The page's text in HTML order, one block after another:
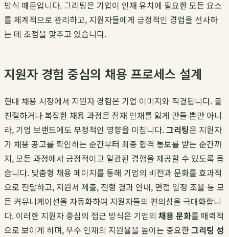
방식 때문입니다. 그리팅은 기업이 인재 유치에 필요한 모든 요소
를 체계적으로 관리하고, 지원자들에게 긍정적인 경험을 선사하
는 데 초점을 맞추고 있습니다.
지원자 경험 중심의 채용 프로세스 설계
현대 채용 시장에서 지원자 경험은 기업 이미지와 직결됩니다. 불
친절하거나 복잡한 채용 과정은 잠재 인재를 잃게 만들 뿐만 아니
라, 기업 브랜드에도 부정적인 영향을 미칩니다.그리팅은 지원자
가 채용 공고를 확인하는 순간부터 최종 합격 통보를 받는 순간까
지, 모든 과정에서 긍정적이고 일관된 경험을 제공할 수 있도록 돕
습니다. 맞춤형 채용 페이지를 통해 기업의 비전과 문화를 효과적
으로 전달하고, 지원서 제출, 전형 결과 안내, 면접 일정 조율 등 모
든 커뮤니케이션을 자동화하여 지원자들의 편의성을 극대화합니
다. 이러한 지원자 중심의 접근 방식은 기업의 채용 문화를 매력적
으로 보이게 하며, 우수 인재의 지원율을 높이는 중요한그리팅 성